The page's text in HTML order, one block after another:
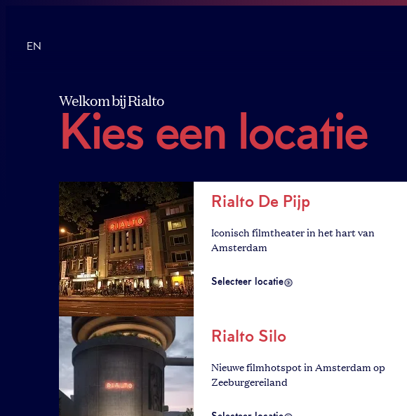
EN
Kies een locatie
Welkom bij Rialto
Rialto De Pijp
Iconisch filmtheater in het hart van
Amsterdam
Selecteer locatie
Rialto Silo
Nieuwe filmhotspot in Amsterdam op
Zeeburgereiland